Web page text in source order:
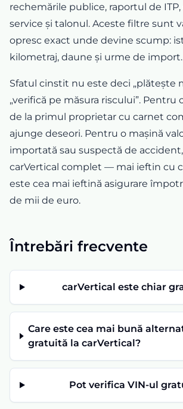
rechemările publice, raportul de
service și talonul. Aceste filtre sunt
opresc exact unde devine scump:
kilometraj, daune și urme de import.
Sfatul cinstit nu este deci „plătește
„verifică pe măsura riscului”. Pentru
de la primul proprietar cu carnet
ajunge deseori. Pentru o mașină
importată sau suspectă de
carVertical complet — mai ieftin cu
este cea mai ieftină asigurare
de mii de euro.
Întrebări frecvente
carVertical este chiar
Care este cea mai bună
gratuită la carVertical?
Pot verifica VIN-ul